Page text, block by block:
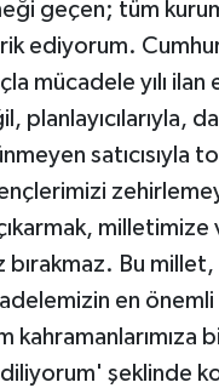
geçen; tüm
ediyorum.
mücadele yılı
planlayıcılarıyla,
satıcısıyla
bırakmaz. Bu
en
diliyorum' şeklinde